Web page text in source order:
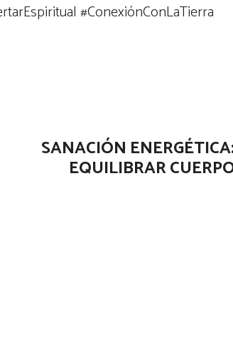
#ConexiónConLaTierra
SANACIÓN
EQUILIBRAR